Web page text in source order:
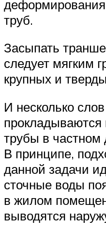
труб.
Засыпать
следует мягким
крупных и
И несколько
трубы в частном
В принципе,
данной задачи
сточные воды
в жилом
выводятся